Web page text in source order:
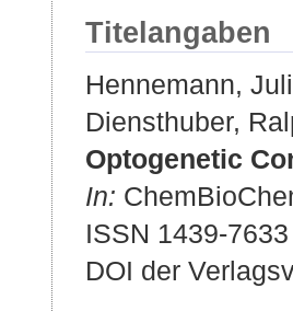
Titelangaben
Hennemann,
Diensthuber,
Optogenetic
In:
ISSN 1439-7633
DOI der